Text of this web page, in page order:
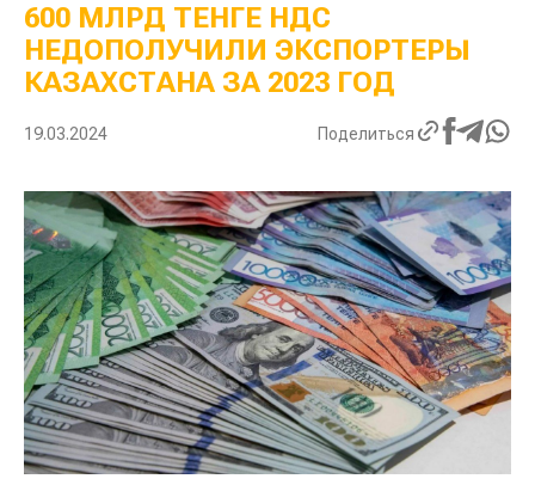
600 МЛРД ТЕНГЕ НДС
НЕДОПОЛУЧИЛИ ЭКСПОРТЕРЫ
КАЗАХСТАНА ЗА 2023 ГОД
19.03.2024 Поделиться